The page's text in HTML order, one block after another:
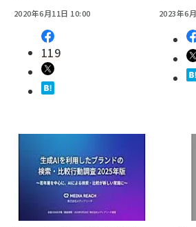
2020年6月11日 10:00
119
2023年6